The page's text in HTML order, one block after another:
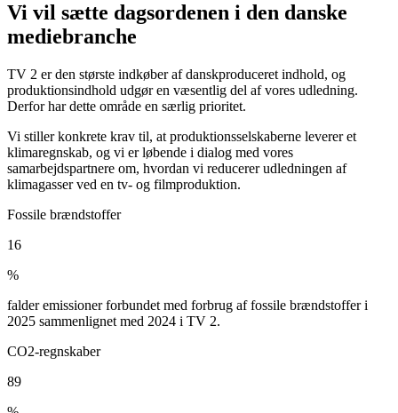
Vi vil sætte dagsordenen i den danske
mediebranche
TV 2 er den største indkøber af danskproduceret indhold, og
produktionsindhold udgør en væsentlig del af vores udledning.
Derfor har dette område en særlig prioritet.
Vi stiller konkrete krav til, at produktionsselskaberne leverer et
klimaregnskab, og vi er løbende i dialog med vores
samarbejdspartnere om, hvordan vi reducerer udledningen af
klimagasser ved en tv- og filmproduktion.
Fossile brændstoffer
16
%
falder emissioner forbundet med forbrug af fossile brændstoffer i
2025 sammenlignet med 2024 i TV 2.
CO2-regnskaber
89